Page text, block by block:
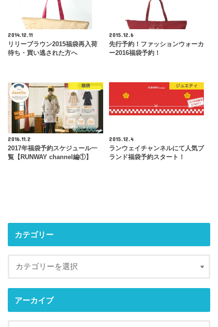
2014.12.11
リリーブラウン2015福袋再入荷
待ち・買い逃された方へ
2015.12.6
先行予約！ファッションウォーカ
ー2016福袋予約！
福袋
2016.11.2
2017年福袋予約スケジュール一
覧【RUNWAY channel編①】
ジュエティ
2015.12.4
ランウェイチャンネルにて人気ブ
ランド福袋予約スタート！
カテゴリー
アーカイブ